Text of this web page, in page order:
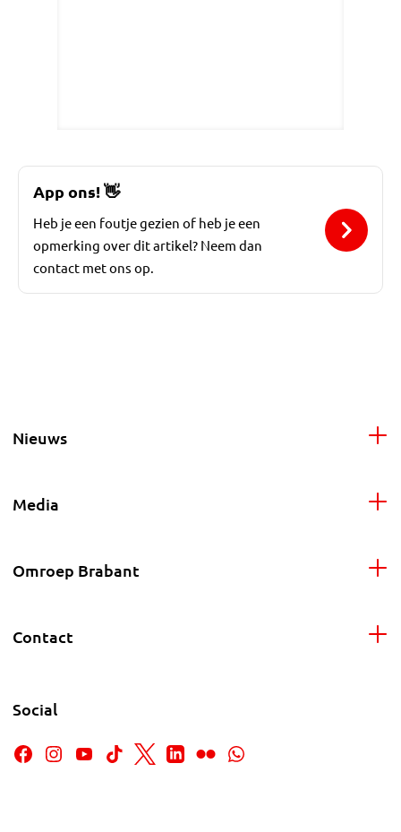
App ons!👋
Heb je een foutje gezien of heb je een
opmerking over dit artikel? Neem dan
contact met ons op.
Nieuws
Media
Omroep Brabant
Contact
Social